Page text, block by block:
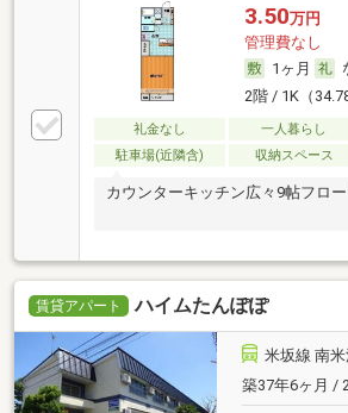
3.50万円
管理費なし
1ヶ月
2階 / 1K（
礼金なし 一人暮らし
駐車場(近隣含)
収納スペース
カウンターキッチン広々9帖フロ
賃貸アパート ハイムたんぽぽ
米坂線 南
築37年6ヶ月 /